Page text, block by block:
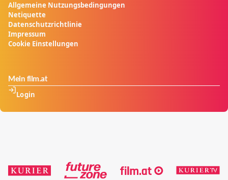
Allgemeine Nutzungsbedingungen
Netiquette
Datenschutzrichtlinie
Impressum
Cookie Einstellungen
Mein film.at
Login